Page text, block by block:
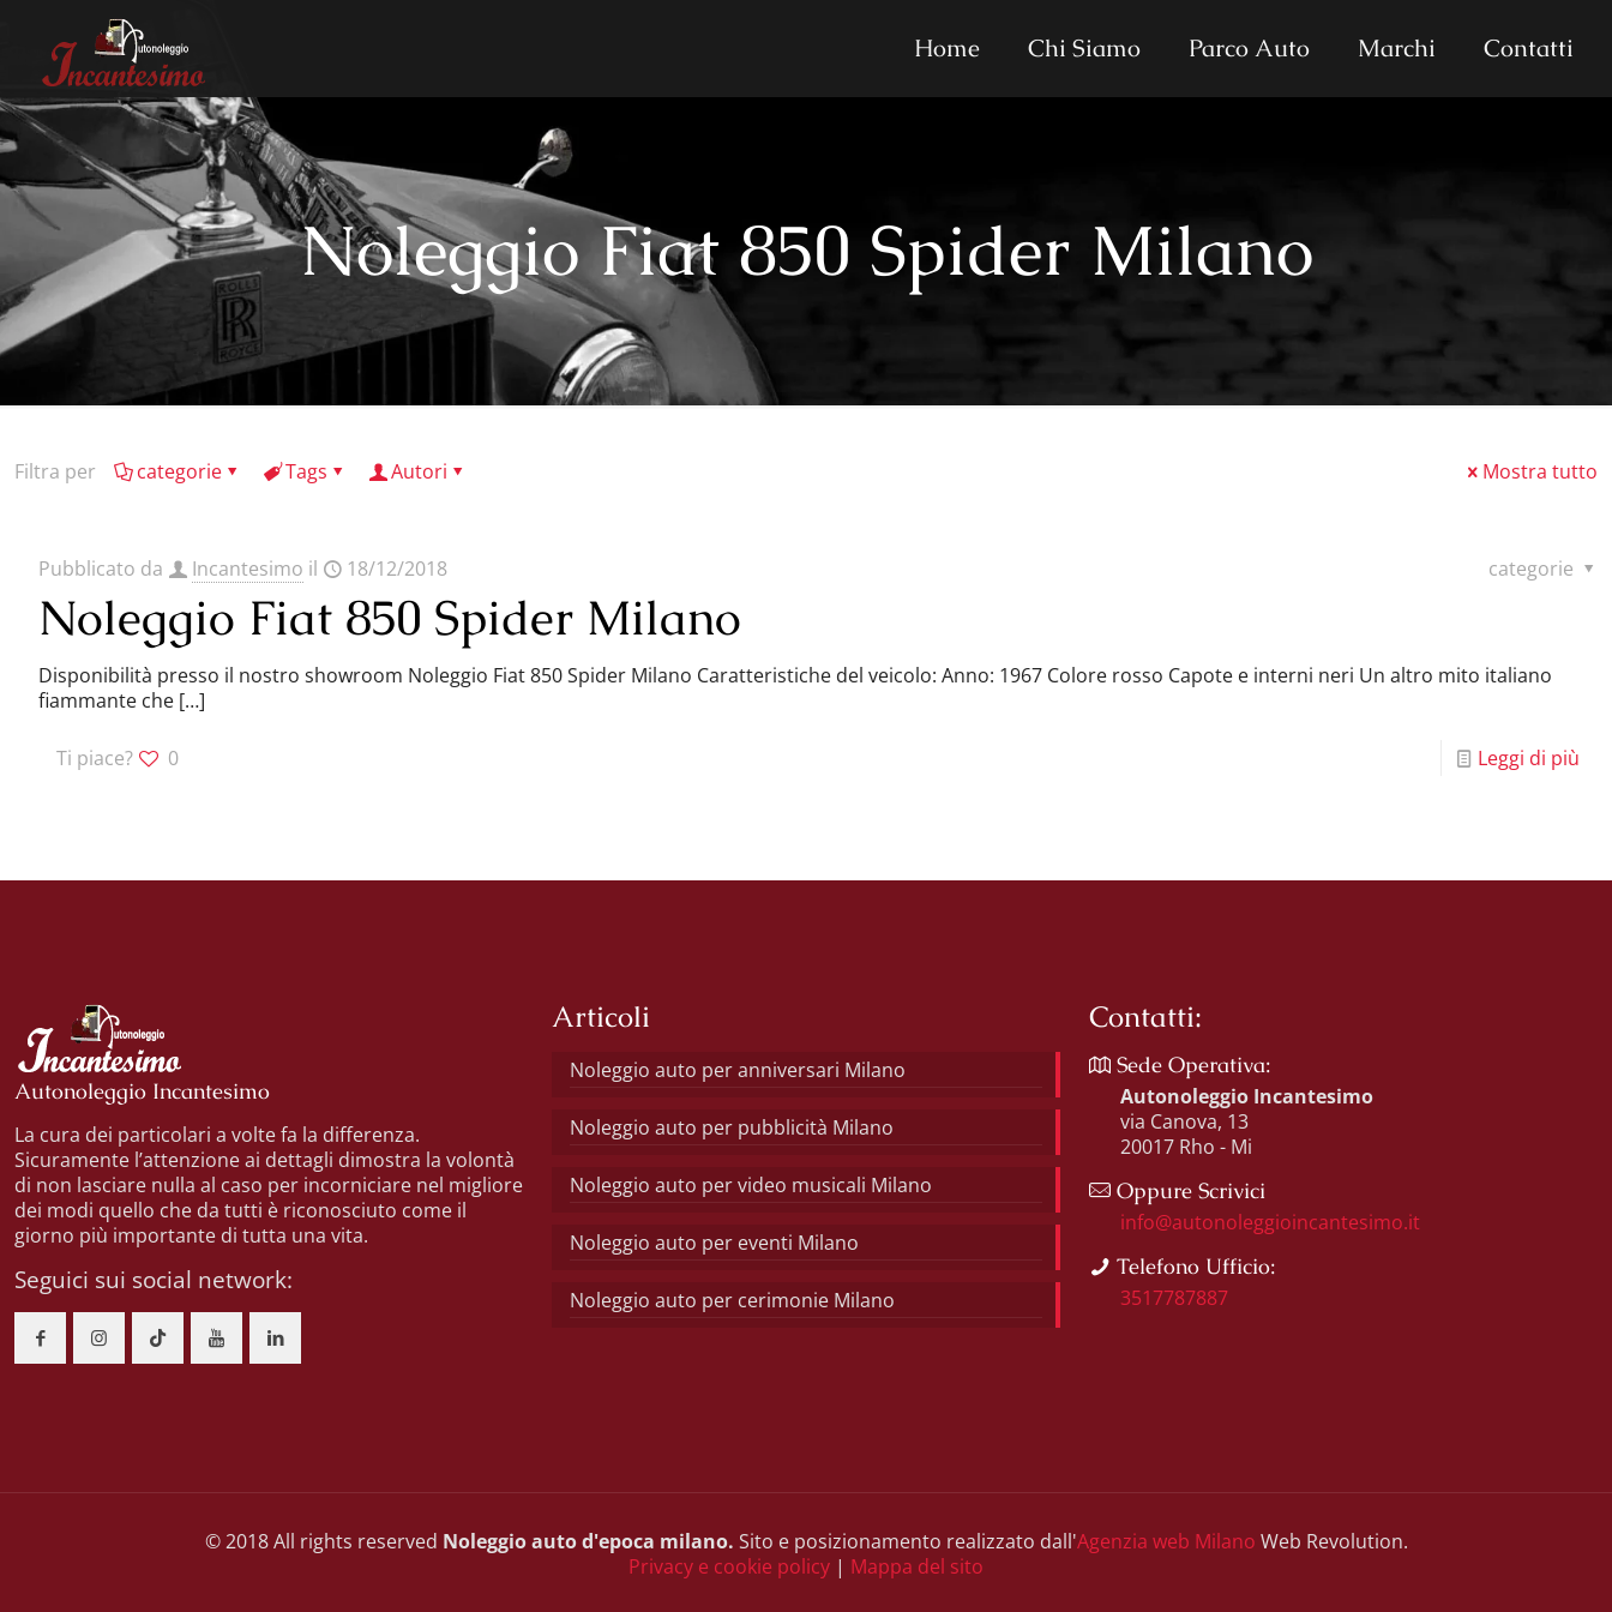
Home Chi Siamo Parco Auto Marchi Contatti
Noleggio Fiat 850 Spider Milano
Filtra per categorie Tags Autori Mostra tutto
Pubblicato da Incantesimo il 18/12/2018 categorie
Noleggio Fiat 850 Spider Milano
Disponibilità presso il nostro showroom Noleggio Fiat 850 Spider Milano Caratteristiche del veicolo: Anno: 1967 Colore rosso Capote e interni neri Un altro mito italiano
fiammante che […]
Ti piace? 0 Leggi di più
Autonoleggio Incantesimo
La cura dei particolari a volte fa la differenza.
Sicuramente l’attenzione ai dettagli dimostra la volontà
di non lasciare nulla al caso per incorniciare nel migliore
dei modi quello che da tutti è riconosciuto come il
giorno più importante di tutta una vita.
Seguici sui social network:
Articoli
Noleggio auto per anniversari Milano
Noleggio auto per pubblicità Milano
Noleggio auto per video musicali Milano
Noleggio auto per eventi Milano
Noleggio auto per cerimonie Milano
Contatti:
Sede Operativa:
Autonoleggio Incantesimo
via Canova, 13
20017 Rho - Mi
Oppure Scrivici
info@autonoleggioincantesimo.it
Telefono Ufficio:
3517787887
© 2018 All rights reserved Noleggio auto d'epoca milano. Sito e posizionamento realizzato dall'Agenzia web Milano Web Revolution.
Privacy e cookie policy | Mappa del sito